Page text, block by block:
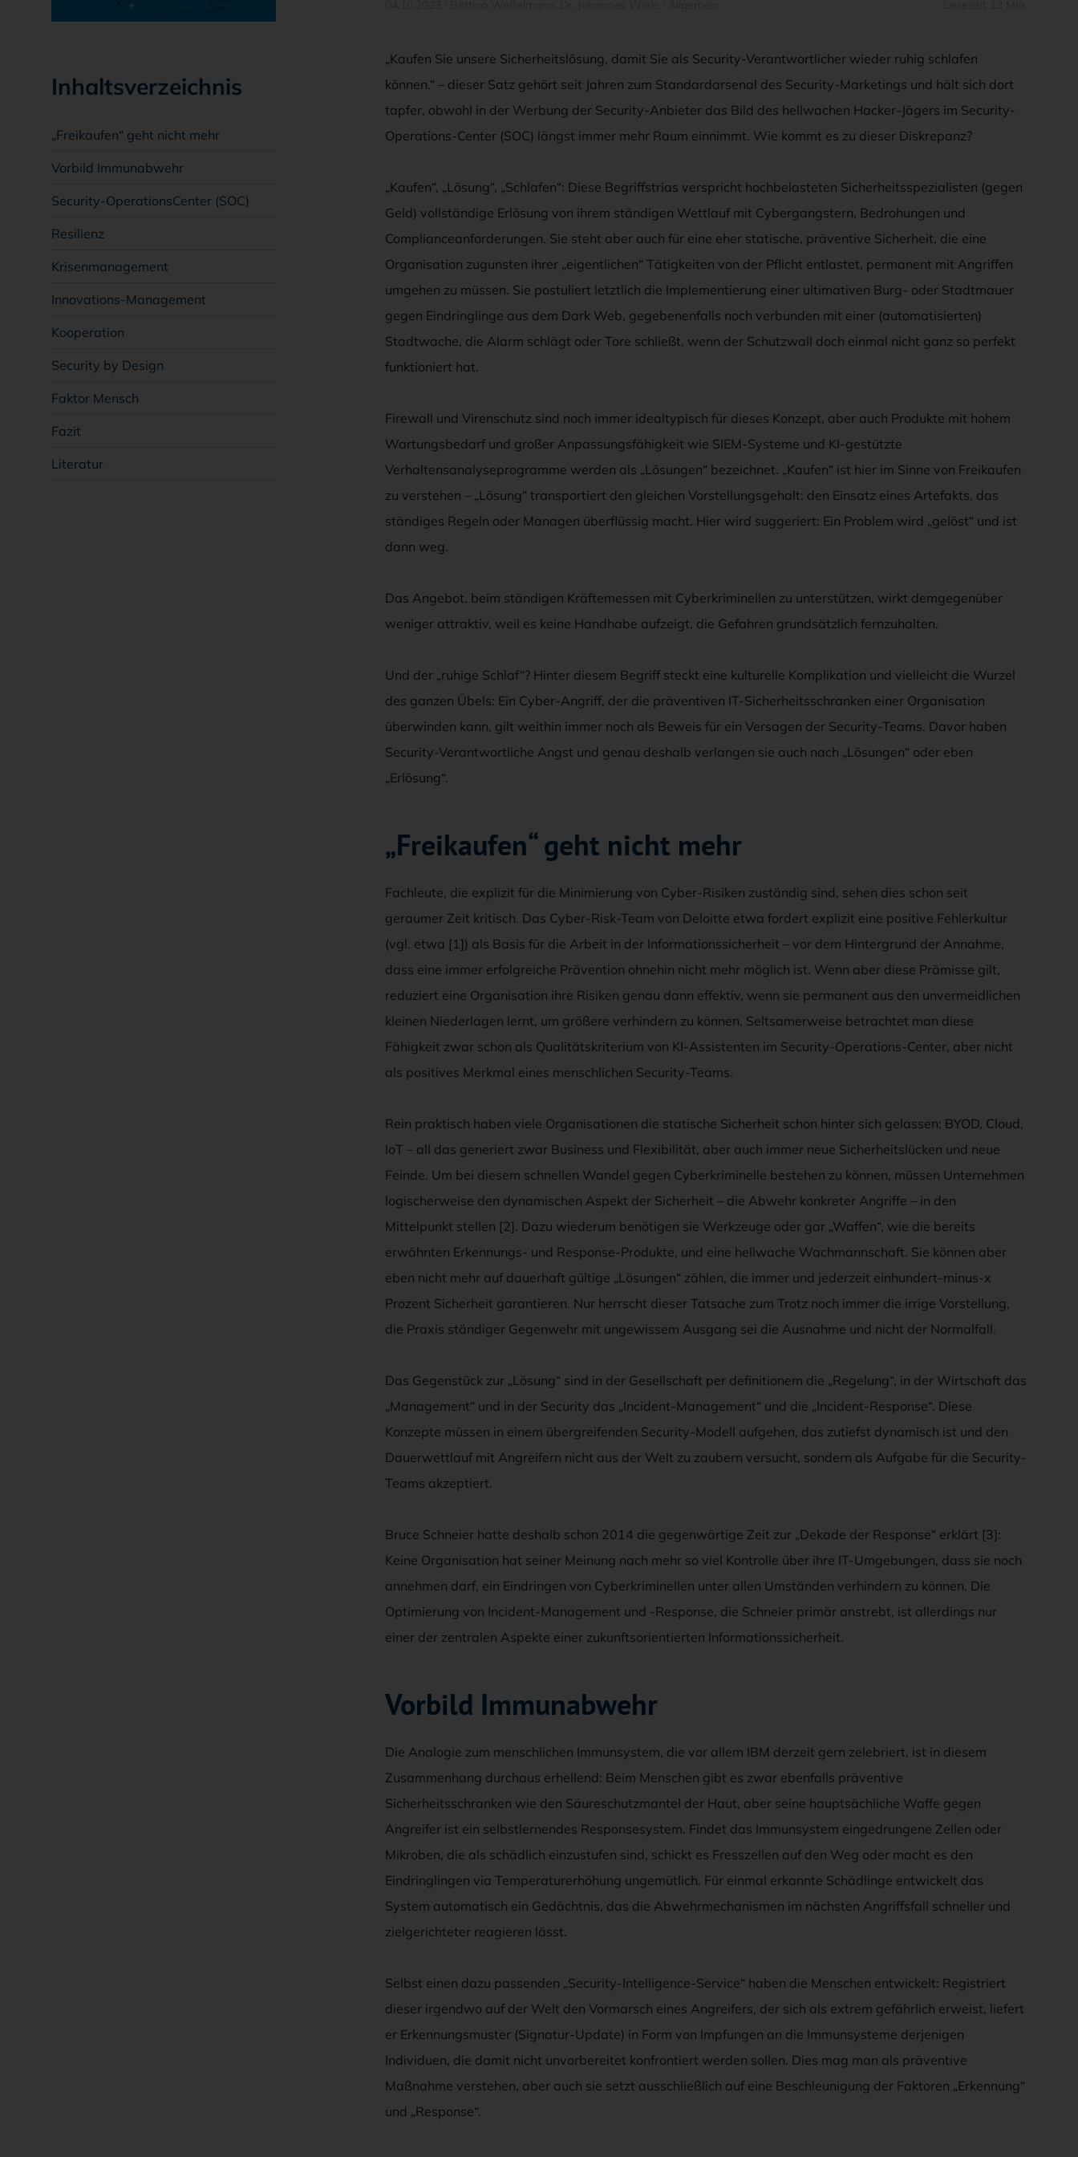
Inhaltsverzeichnis
„Freikaufen“ geht nicht mehr
Vorbild Immunabwehr
Security-OperationsCenter (SOC)
Resilienz
Krisenmanagement
Innovations-Management
Kooperation
Security by Design
Faktor Mensch
Fazit
Literatur
„Kaufen Sie unsere Sicherheitslösung, damit Sie als Security-Verantwortlicher wieder ruhig schlafen
können.“ – dieser Satz gehört seit Jahren zum Standardarsenal des Security-Marketings und hält sich dort
tapfer, obwohl in der Werbung der Security-Anbieter das Bild des hellwachen Hacker-Jägers im Security-
Operations-Center (SOC) längst immer mehr Raum einnimmt. Wie kommt es zu dieser Diskrepanz?
„Kaufen“, „Lösung“, „Schlafen“: Diese Begriffstrias verspricht hochbelasteten Sicherheitsspezialisten (gegen
Geld) vollständige Erlösung von ihrem ständigen Wettlauf mit Cybergangstern, Bedrohungen und
Complianceanforderungen. Sie steht aber auch für eine eher statische, präventive Sicherheit, die eine
Organisation zugunsten ihrer „eigentlichen“ Tätigkeiten von der Pflicht entlastet, permanent mit Angriffen
umgehen zu müssen. Sie postuliert letztlich die Implementierung einer ultimativen Burg- oder Stadtmauer
gegen Eindringlinge aus dem Dark Web, gegebenenfalls noch verbunden mit einer (automatisierten)
Stadtwache, die Alarm schlägt oder Tore schließt, wenn der Schutzwall doch einmal nicht ganz so perfekt
funktioniert hat.
Firewall und Virenschutz sind noch immer idealtypisch für dieses Konzept, aber auch Produkte mit hohem
Wartungsbedarf und großer Anpassungsfähigkeit wie SIEM-Systeme und KI-gestützte
Verhaltensanalyseprogramme werden als „Lösungen“ bezeichnet. „Kaufen“ ist hier im Sinne von Freikaufen
zu verstehen – „Lösung“ transportiert den gleichen Vorstellungsgehalt: den Einsatz eines Artefakts, das
ständiges Regeln oder Managen überflüssig macht. Hier wird suggeriert: Ein Problem wird „gelöst“ und ist
dann weg.
Das Angebot, beim ständigen Kräftemessen mit Cyberkriminellen zu unterstützen, wirkt demgegenüber
weniger attraktiv, weil es keine Handhabe aufzeigt, die Gefahren grundsätzlich fernzuhalten.
Und der „ruhige Schlaf“? Hinter diesem Begriff steckt eine kulturelle Komplikation und vielleicht die Wurzel
des ganzen Übels: Ein Cyber-Angriff, der die präventiven IT-Sicherheitsschranken einer Organisation
überwinden kann, gilt weithin immer noch als Beweis für ein Versagen der Security-Teams. Davor haben
Security-Verantwortliche Angst und genau deshalb verlangen sie auch nach „Lösungen“ oder eben
„Erlösung“.
„Freikaufen“ geht nicht mehr
Fachleute, die explizit für die Minimierung von Cyber-Risiken zuständig sind, sehen dies schon seit
geraumer Zeit kritisch. Das Cyber-Risk-Team von Deloitte etwa fordert explizit eine positive Fehlerkultur
(vgl. etwa [1]) als Basis für die Arbeit in der Informationssicherheit – vor dem Hintergrund der Annahme,
dass eine immer erfolgreiche Prävention ohnehin nicht mehr möglich ist. Wenn aber diese Prämisse gilt,
reduziert eine Organisation ihre Risiken genau dann effektiv, wenn sie permanent aus den unvermeidlichen
kleinen Niederlagen lernt, um größere verhindern zu können. Seltsamerweise betrachtet man diese
Fähigkeit zwar schon als Qualitätskriterium von KI-Assistenten im Security-Operations-Center, aber nicht
als positives Merkmal eines menschlichen Security-Teams.
Rein praktisch haben viele Organisationen die statische Sicherheit schon hinter sich gelassen: BYOD, Cloud,
IoT – all das generiert zwar Business und Flexibilität, aber auch immer neue Sicherheitslücken und neue
Feinde. Um bei diesem schnellen Wandel gegen Cyberkriminelle bestehen zu können, müssen Unternehmen
logischerweise den dynamischen Aspekt der Sicherheit – die Abwehr konkreter Angriffe – in den
Mittelpunkt stellen [2]. Dazu wiederum benötigen sie Werkzeuge oder gar „Waffen“, wie die bereits
erwähnten Erkennungs- und Response-Produkte, und eine hellwache Wachmannschaft. Sie können aber
eben nicht mehr auf dauerhaft gültige „Lösungen“ zählen, die immer und jederzeit einhundert-minus-x
Prozent Sicherheit garantieren. Nur herrscht dieser Tatsache zum Trotz noch immer die irrige Vorstellung,
die Praxis ständiger Gegenwehr mit ungewissem Ausgang sei die Ausnahme und nicht der Normalfall.
Das Gegenstück zur „Lösung“ sind in der Gesellschaft per definitionem die „Regelung“, in der Wirtschaft das
„Management“ und in der Security das „Incident-Management“ und die „Incident-Response“. Diese
Konzepte müssen in einem übergreifenden Security-Modell aufgehen, das zutiefst dynamisch ist und den
Dauerwettlauf mit Angreifern nicht aus der Welt zu zaubern versucht, sondern als Aufgabe für die Security-
Teams akzeptiert.
Bruce Schneier hatte deshalb schon 2014 die gegenwärtige Zeit zur „Dekade der Response“ erklärt [3]:
Keine Organisation hat seiner Meinung nach mehr so viel Kontrolle über ihre IT-Umgebungen, dass sie noch
annehmen darf, ein Eindringen von Cyberkriminellen unter allen Umständen verhindern zu können. Die
Optimierung von Incident-Management und -Response, die Schneier primär anstrebt, ist allerdings nur
einer der zentralen Aspekte einer zukunftsorientierten Informationssicherheit.
Vorbild Immunabwehr
Die Analogie zum menschlichen Immunsystem, die vor allem IBM derzeit gern zelebriert, ist in diesem
Zusammenhang durchaus erhellend: Beim Menschen gibt es zwar ebenfalls präventive
Sicherheitsschranken wie den Säureschutzmantel der Haut, aber seine hauptsächliche Waffe gegen
Angreifer ist ein selbstlernendes Responsesystem. Findet das Immunsystem eingedrungene Zellen oder
Mikroben, die als schädlich einzustufen sind, schickt es Fresszellen auf den Weg oder macht es den
Eindringlingen via Temperaturerhöhung ungemütlich. Für einmal erkannte Schädlinge entwickelt das
System automatisch ein Gedächtnis, das die Abwehrmechanismen im nächsten Angriffsfall schneller und
zielgerichteter reagieren lässt.
Selbst einen dazu passenden „Security-Intelligence-Service“ haben die Menschen entwickelt: Registriert
dieser irgendwo auf der Welt den Vormarsch eines Angreifers, der sich als extrem gefährlich erweist, liefert
er Erkennungsmuster (Signatur-Update) in Form von Impfungen an die Immunsysteme derjenigen
Individuen, die damit nicht unvorbereitet konfrontiert werden sollen. Dies mag man als präventive
Maßnahme verstehen, aber auch sie setzt ausschließlich auf eine Beschleunigung der Faktoren „Erkennung“
und „Response“.